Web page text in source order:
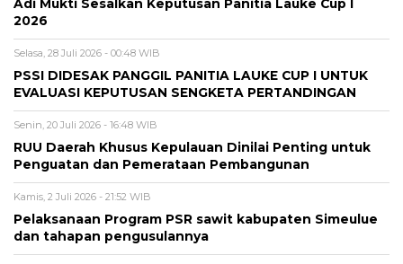
Adi Mukti Sesalkan Keputusan Panitia Lauke Cup I
2026
Selasa, 28 Juli 2026 - 00:48 WIB
PSSI DIDESAK PANGGIL PANITIA LAUKE CUP I UNTUK
EVALUASI KEPUTUSAN SENGKETA PERTANDINGAN
Senin, 20 Juli 2026 - 16:48 WIB
RUU Daerah Khusus Kepulauan Dinilai Penting untuk
Penguatan dan Pemerataan Pembangunan
Kamis, 2 Juli 2026 - 21:52 WIB
Pelaksanaan Program PSR sawit kabupaten Simeulue
dan tahapan pengusulannya